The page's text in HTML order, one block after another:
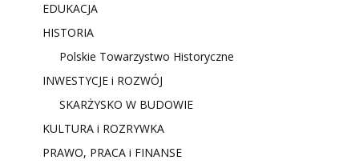
EDUKACJA
HISTORIA
Polskie Towarzystwo Historyczne
INWESTYCJE i ROZWÓJ
SKARŻYSKO W BUDOWIE
KULTURA i ROZRYWKA
PRAWO, PRACA i FINANSE